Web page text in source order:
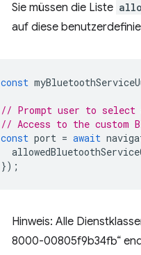
Sie müssen die Liste
auf diese
const
// Prompt user to
// Access to the custom
const port = await
});
Hinweis: Alle
8000-00805f9b34fb“